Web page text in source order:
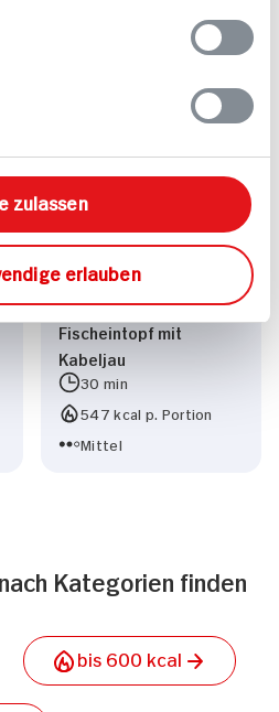
zulassen
erlauben
1.043 kcal p. Portion
Fischeintopf mit
Kabeljau
30 min
547 kcal p. Portion
Mittel
Kategorien finden
bis 600 kcal